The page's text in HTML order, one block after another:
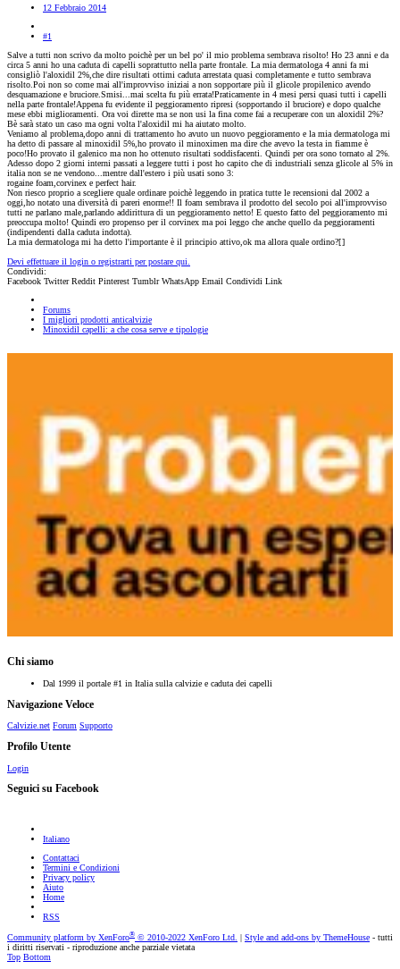
12 Febbraio 2014
#1
Salve a tutti non scrivo da molto poichè per un bel po' il mio problema sembrava risolto! Ho 23 anni e da
circa 5 anni ho una caduta di capelli soprattutto nella parte frontale. La mia dermatologa 4 anni fa mi
consigliò l'aloxidil 2%,che dire risultati ottimi caduta arrestata quasi completamente e tutto sembrava
risolto.Poi non so come mai all'improvviso iniziai a non sopportare più il glicole propilenico avendo
desquamazione e bruciore.Smisi...mai scelta fu più errata!Praticamente in 4 mesi persi quasi tutti i capelli
nella parte frontale!Appena fu evidente il peggioramento ripresi (sopportando il bruciore) e dopo qualche
mese ebbi miglioramenti. Ora voi dirette ma se non usi la fina come fai a recuperare con un aloxidil 2%?
Bè sarà stato un caso ma ogni volta l'aloxidil mi ha aiutato molto.
Veniamo al problema,dopo anni di trattamento ho avuto un nuovo peggioramento e la mia dermatologa mi
ha detto di passare al minoxidil 5%,ho provato il minoximen ma dire che avevo la testa in fiamme è
poco!Ho provato il galenico ma non ho ottenuto risultati soddisfacenti. Quindi per ora sono tornato al 2%.
Adesso dopo 2 giorni interni passati a leggere tutti i post ho capito che di industriali senza glicole al 5% in
italia non se ne vendono...mentre dall'estero i più usati sono 3:
rogaine foam,corvinex e perfect hair.
Non riesco proprio a scegliere quale ordinare poichè leggendo in pratica tutte le recensioni dal 2002 a
oggi,ho notato una diversità di pareri enorme!! Il foam sembrava il prodotto del secolo poi all'improvviso
tutti ne parlano male,parlando addirittura di un peggioramento netto! E questo fatto del peggioramento mi
preoccupa molto! Quindi ero propenso per il corvinex ma poi leggo che anche quello da peggioramenti
(indipendenti dalla caduta indotta).
La mia dermatologa mi ha detto l'importante è il principio attivo,ok ma allora quale ordino?[]
Devi effettuare il login o registrarti per postare qui.
Condividi:
Facebook Twitter Reddit Pinterest Tumblr WhatsApp Email Condividi Link
Forums
I migliori prodotti anticalvizie
Minoxidil capelli: a che cosa serve e tipologie
Chi siamo
Dal 1999 il portale #1 in Italia sulla calvizie e caduta dei capelli
Navigazione Veloce
Calvizie.net Forum Supporto
Profilo Utente
Login
Seguici su Facebook
Italiano
Contattaci
Termini e Condizioni
Privacy policy
Aiuto
Home
RSS
Community platform by XenForo® © 2010-2022 XenForo Ltd. Style and add-ons by ThemeHouse - tutti
i diritti riservati - riproduzione anche parziale vietata
Top Bottom